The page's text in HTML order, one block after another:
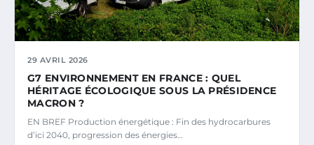
29 AVRIL 2026
G7 ENVIRONNEMENT EN FRANCE : QUEL
HÉRITAGE ÉCOLOGIQUE SOUS LA PRÉSIDENCE
MACRON ?
EN BREF Production énergétique : Fin des hydrocarbures
d’ici 2040, progression des énergies…